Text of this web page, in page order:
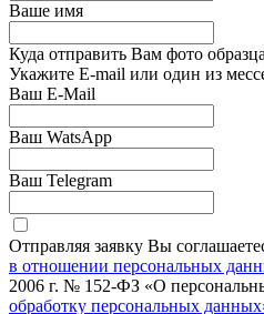
Ваше имя
Куда отправить Вам фото
Укажите E-mail или один из
Ваш E-Mail
Ваш WatsApp
Ваш Telegram
Отправляя заявку Вы
в отношении персональных
2006 г. № 152-ФЗ «О
обработку персональных